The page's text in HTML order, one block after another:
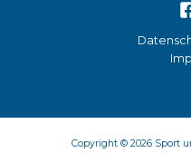
Copyright © 2026 Sport